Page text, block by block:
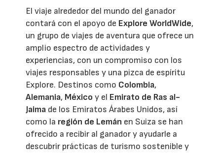
El viaje alrededor del mundo del ganador
contará con el apoyo de Explore WorldWide,
un grupo de viajes de aventura que ofrece un
amplio espectro de actividades y
experiencias, con un compromiso con los
viajes responsables y una pizca de espíritu
Explore. Destinos como Colombia,
Alemania, México y el Emirato de Ras al-
Jaima de los Emiratos Árabes Unidos, así
como la región de Lemán en Suiza se han
ofrecido a recibir al ganador y ayudarle a
descubrir prácticas de turismo sostenible y